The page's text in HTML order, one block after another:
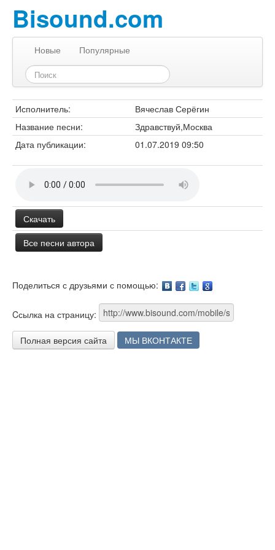
Bisound.com
Новые Популярные
Исполнитель:
Вячеслав Серёгин
Название песни:
Здравствуй,Москва
Дата публикации:
01.07.2019 09:50
Скачать
Все песни автора
Поделиться с друзьями с помощью:
Cсылка на страницу:
Полная версия сайта МЫ ВКОНТАКТЕ